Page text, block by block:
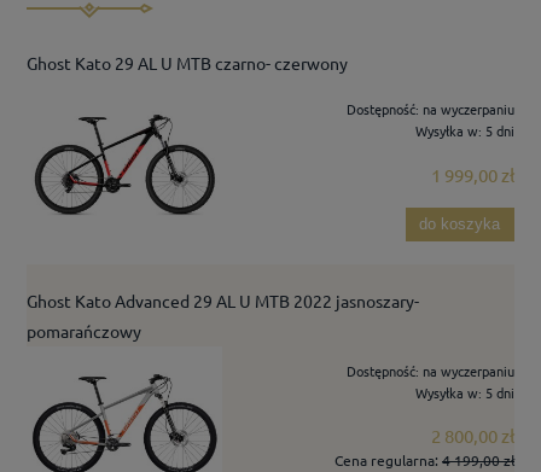
Ghost Kato 29 AL U MTB czarno- czerwony
Dostępność: na wyczerpaniu
Wysyłka w: 5 dni
1 999,00 zł
do koszyka
Ghost Kato Advanced 29 AL U MTB 2022 jasnoszary-
pomarańczowy
Dostępność: na wyczerpaniu
Wysyłka w: 5 dni
2 800,00 zł
Cena regularna: 4 199,00 zł